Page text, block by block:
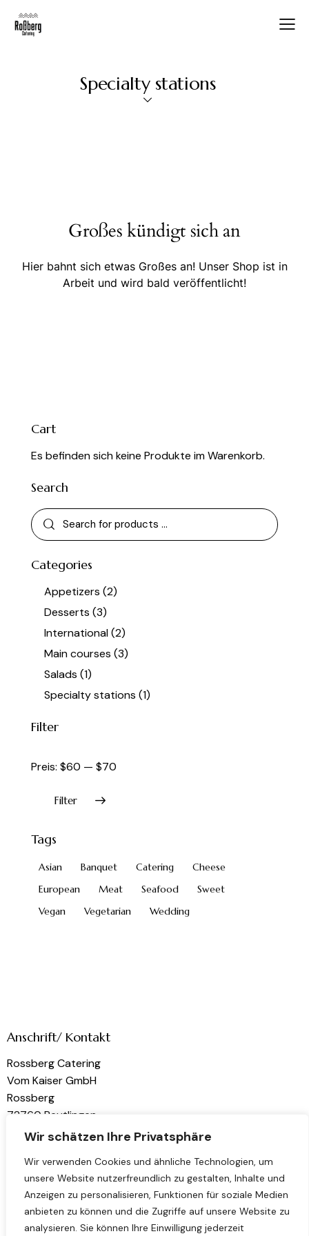
Wir schätzen Ihre Privatsphäre
Wir verwenden Cookies und ähnliche Technologien, um
unsere Website nutzerfreundlich zu gestalten, Inhalte und
Anzeigen zu personalisieren, Funktionen für soziale Medien
anbieten zu können und die Zugriffe auf unsere Website zu
analysieren. Sie können Ihre Einwilligung jederzeit
Specialty stations
Großes kündigt sich an
Hier bahnt sich etwas Großes an! Unser Shop ist in
Arbeit und wird bald veröffentlicht!
Cart
Es befinden sich keine Produkte im Warenkorb.
Search
Categories
Appetizers (2)
Desserts (3)
International(2)
Main courses (3)
Salads (1)
Specialty stations (1)
Filter
Filter
Preis: $60 — $70
Tags
Asian Banquet Catering
Cheese
European
Meat Seafood
Sweet
Vegan
Vegetarian Wedding
Anschrift/ Kontakt
Rossberg Catering
Vom Kaiser GmbH
Rossberg
72760 Reutlingen
kontakt@rossberg-catering.de
Links
Home
Über uns
Folge uns
Instagram
LinkedIn